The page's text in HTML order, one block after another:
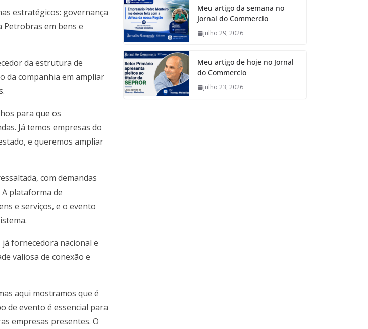
estratégicos: governança
em bens e
da estrutura de
da companhia em ampliar
para que os
Já temos empresas do
e queremos ampliar
com demandas
plataforma de
e serviços, e o evento
fornecedora nacional e
valiosa de conexão e
aqui mostramos que é
de evento é essencial para
empresas presentes. O
Meu artigo da semana no
Jornal do Commercio
julho 29, 2026
Meu artigo de hoje no Jornal
do Commercio
julho 23, 2026